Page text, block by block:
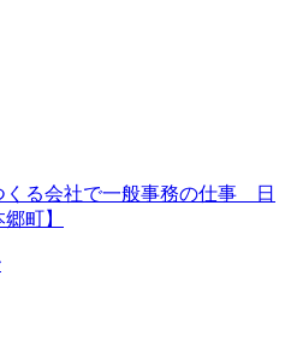
くる会社で一般事務の仕事 日
町】